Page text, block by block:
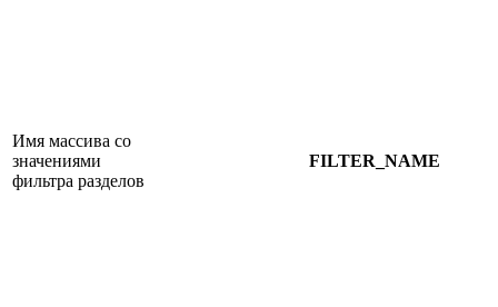
Имя массива со
значениями
фильтра разделов
FILTER_NAME